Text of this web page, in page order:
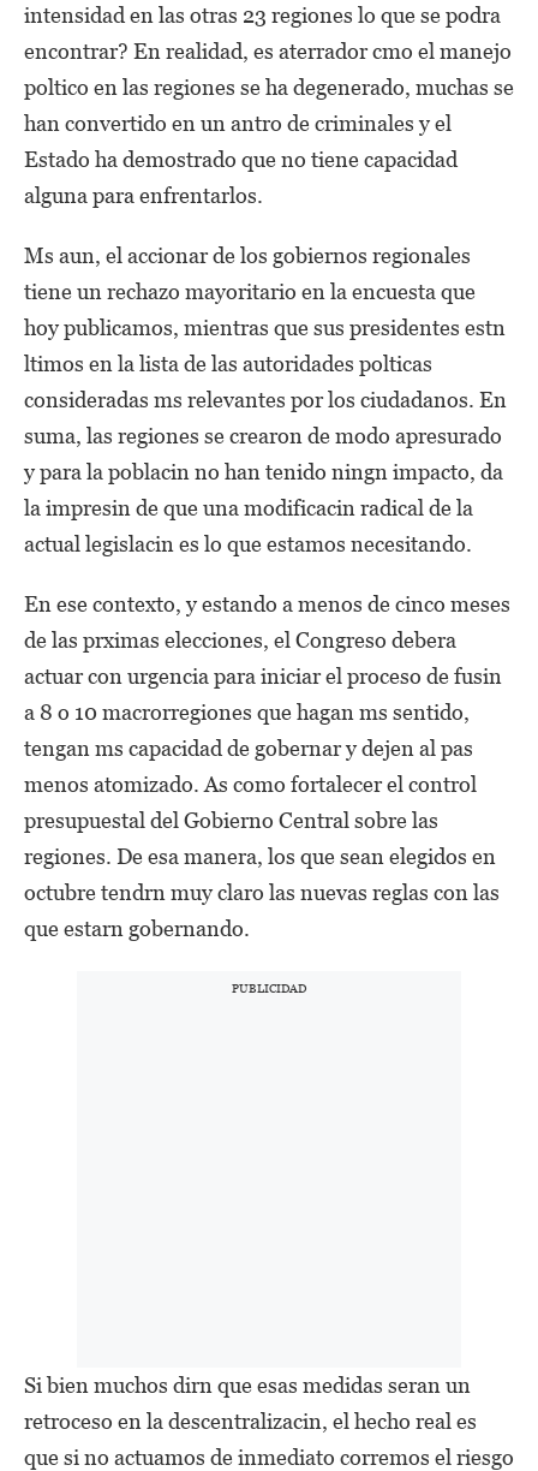
intensidad en las otras 23 regiones lo que se podra
encontrar? En realidad, es aterrador cmo el manejo
poltico en las regiones se ha degenerado, muchas se
han convertido en un antro de criminales y el
Estado ha demostrado que no tiene capacidad
alguna para enfrentarlos.
Ms aun, el accionar de los gobiernos regionales
tiene un rechazo mayoritario en la encuesta que
hoy publicamos, mientras que sus presidentes estn
ltimos en la lista de las autoridades polticas
consideradas ms relevantes por los ciudadanos. En
suma, las regiones se crearon de modo apresurado
y para la poblacin no han tenido ningn impacto, da
la impresin de que una modificacin radical de la
actual legislacin es lo que estamos necesitando.
En ese contexto, y estando a menos de cinco meses
de las prximas elecciones, el Congreso debera
actuar con urgencia para iniciar el proceso de fusin
a 8 o 10 macrorregiones que hagan ms sentido,
tengan ms capacidad de gobernar y dejen al pas
menos atomizado. As como fortalecer el control
presupuestal del Gobierno Central sobre las
regiones. De esa manera, los que sean elegidos en
octubre tendrn muy claro las nuevas reglas con las
que estarn gobernando.
Si bien muchos dirn que esas medidas seran un
retroceso en la descentralizacin, el hecho real es
que si no actuamos de inmediato corremos el riesgo